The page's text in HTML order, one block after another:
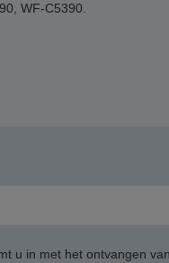
WF-C5390.
u in met het ontvangen